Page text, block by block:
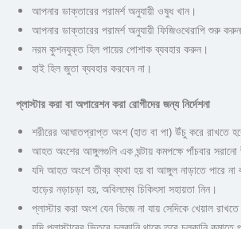
আপনার ডাক্তারের পরামর্শ অনুযায়ী ওষুধ খান।
আপনার ডাক্তারের পরামর্শ অনুযায়ী ফিজিওথেরাপি শুরু
নরম কুশনযুক্ত হিল পায়ের পোশাক ব্যবহার করুন।
হাই হিল জুতা ব্যবহার করবেন না।
প্লাস্টার করা বা অপারেশন করা রোগীদের জন্য নির্দেশনা
শরীরের আঘাতপ্রাপ্ত অংশ (হাত বা পা) উঁচু করে রাখতে
আহত অংশের আঙ্গুলগুলি এক ঘন্টায় কমপক্ষে পাঁচবার
যদি আহত অংশে তীব্র ব্যথা হয় বা আঙ্গুল নাড়াতে পারে না
হাড়ের নড়াচড়া হয়, অবিলম্বে চিকিৎসা সহায়তা নিন।
প্লাস্টার করা অংশ যেন ভিজে না যায় সেদিকে খেয়াল